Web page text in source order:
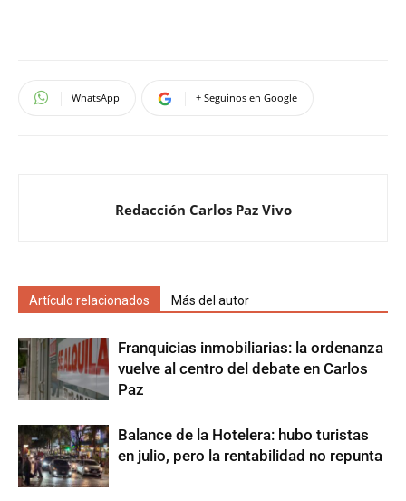
WhatsApp + Seguinos en Google
Redacción Carlos Paz Vivo
Artículo relacionados Más del autor
Franquicias inmobiliarias: la ordenanza
vuelve al centro del debate en Carlos
Paz
Balance de la Hotelera: hubo turistas
en julio, pero la rentabilidad no repunta